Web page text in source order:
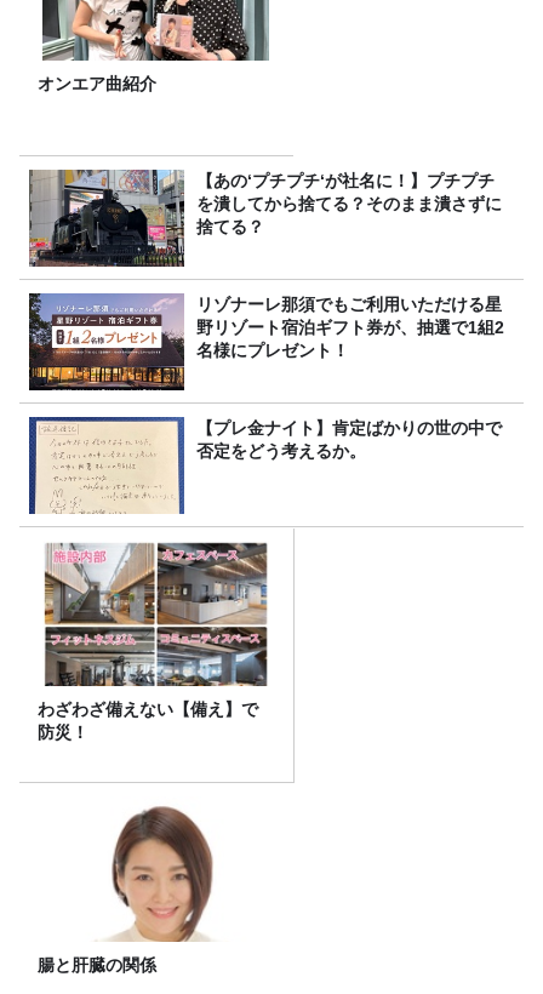
オンエア曲紹介
【あの‘プチプチ‘が社名に！】プチプチ
を潰してから捨てる？そのまま潰さずに
捨てる？
リゾナーレ那須でもご利用いただける星
野リゾート宿泊ギフト券が、抽選で1組2
名様にプレゼント！
【プレ金ナイト】肯定ばかりの世の中で
否定をどう考えるか。
わざわざ備えない【備え】で
防災！
腸と肝臓の関係